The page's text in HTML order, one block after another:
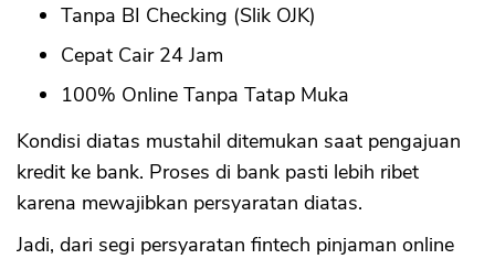
Tanpa BI Checking (Slik OJK)
Cepat Cair 24 Jam
100% Online Tanpa Tatap Muka
Kondisi diatas mustahil ditemukan saat pengajuan
kredit ke bank. Proses di bank pasti lebih ribet
karena mewajibkan persyaratan diatas.
Jadi, dari segi persyaratan fintech pinjaman online